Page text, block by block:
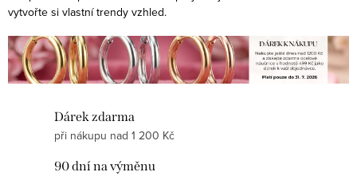
v
y
v
v
á
n
í
vytvořte si vlastní trendy vzhled.
Dárek zdarma
při nákupu nad 1 200 Kč
90 dní na výměnu